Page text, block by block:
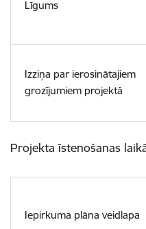
Līgums
Izziņa par ierosinātajiem
grozījumiem projektā
Projekta īstenošanas
Iepirkuma plāna veidlapa